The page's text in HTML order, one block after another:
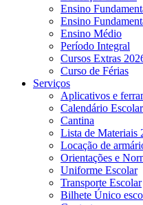
Ensino
Ensino
Ensino Médio
Período Integral
Cursos Extras
Curso de Férias
Serviços
Aplicativos e
Calendário Escolar
Cantina
Lista de Materiais
Locação de
Orientações e
Uniforme Escolar
Transporte Escolar
Bilhete Único